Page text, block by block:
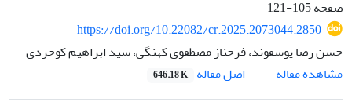
صفحه105-121
https://doi.org/10.22082/cr.2025.2073044.2850
حسن رضا یوسفوند، فرحناز مصطفوی کهنگی، سید ابراهیم کوخردی
مشاهده مقاله
اصل مقاله 646.18 K